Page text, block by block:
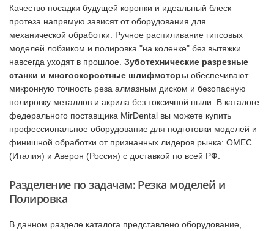
Качество посадки будущей коронки и идеальный блеск
протеза напрямую зависят от оборудования для
механической обработки. Ручное распиливание гипсовых
моделей лобзиком и полировка "на коленке" без вытяжки
навсегда уходят в прошлое. Зуботехнические разрезные
станки и многоскоростные шлифмоторы обеспечивают
микронную точность реза алмазным диском и безопасную
полировку металлов и акрила без токсичной пыли. В каталоге
федерального поставщика MirDental вы можете купить
профессиональное оборудование для подготовки моделей и
финишной обработки от признанных лидеров рынка: OMEC
(Италия) и Аверон (Россия) с доставкой по всей РФ.
Разделение по задачам: Резка моделей и
Полировка
В данном разделе каталога представлено оборудование,